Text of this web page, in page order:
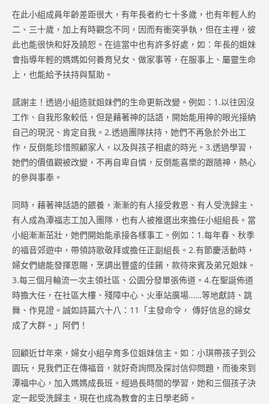
在此小組成員年齡差距很大，有年長者約七十多歲，也有年輕人約
二、三十歲，加上有時觀念不同，因而有衝突爭執，但在主裡，彼
此也能很快和好及饒恕。在這當中也有許多好處，如：年長的姐妹
會指導年輕的媽媽如何養育兒女、做家事等，在服事上、屬靈生命
上，也能給予扶持與幫助。
感謝主！透過小組造就姐妹們的生命更新改變。例如：1.以往因沒
工作、自我形象較低，但是藉著神的話語，開始能用神的眼光接納
自己的現況、肯定自我。2.透過團隊扶持，她們不再急於外出工
作，反倒能珍惜照顧家人，以及與孩子相處的時光。3.透過學習，
她們的價值觀被改變，不再自卑自憐，反倒能喜樂的跟隨神，熱心
的參與事奉。
同時，藉著神話語的餵養，漸漸的有人接受救恩、有人受洗歸主、
有人成為潭福志工加入團隊，也有人被推選出來擔任小組組長。當
小組漸漸茁壯，她們開始能承接各樣事工。例如：1.每年春、秋季
的福音郊遊中，帶領詩歌敬拜或擔任正副組長。2.有節慶活動時，
婦女們總能發揮恩賜，烹調出豐盛的佳餚，款待來賓及弟兄姐妹。
3.每三個月輪流一次主領社區、公園分發單張佈道。4.在聖誕佈道
時擔大任，在社區大樓、殘障中心、火車站廣場……等地獻詩、跳
舞、作見證。誠如詩篇六十八：11「主發命令， 傳好信息的婦女
成了大群。」阿們！
回顧近廿年來，婦女小組孕育多位姐妹信主。如：小琪帶孩子到公
園玩，見我們正在傳福音，就好奇詢問及探討信仰問題，而後來到
潭福中心，加入媽媽成長班。經過長時間的學習，她和三個孩子決
定一起受洗歸主，現在也成為教會的主日學老師。